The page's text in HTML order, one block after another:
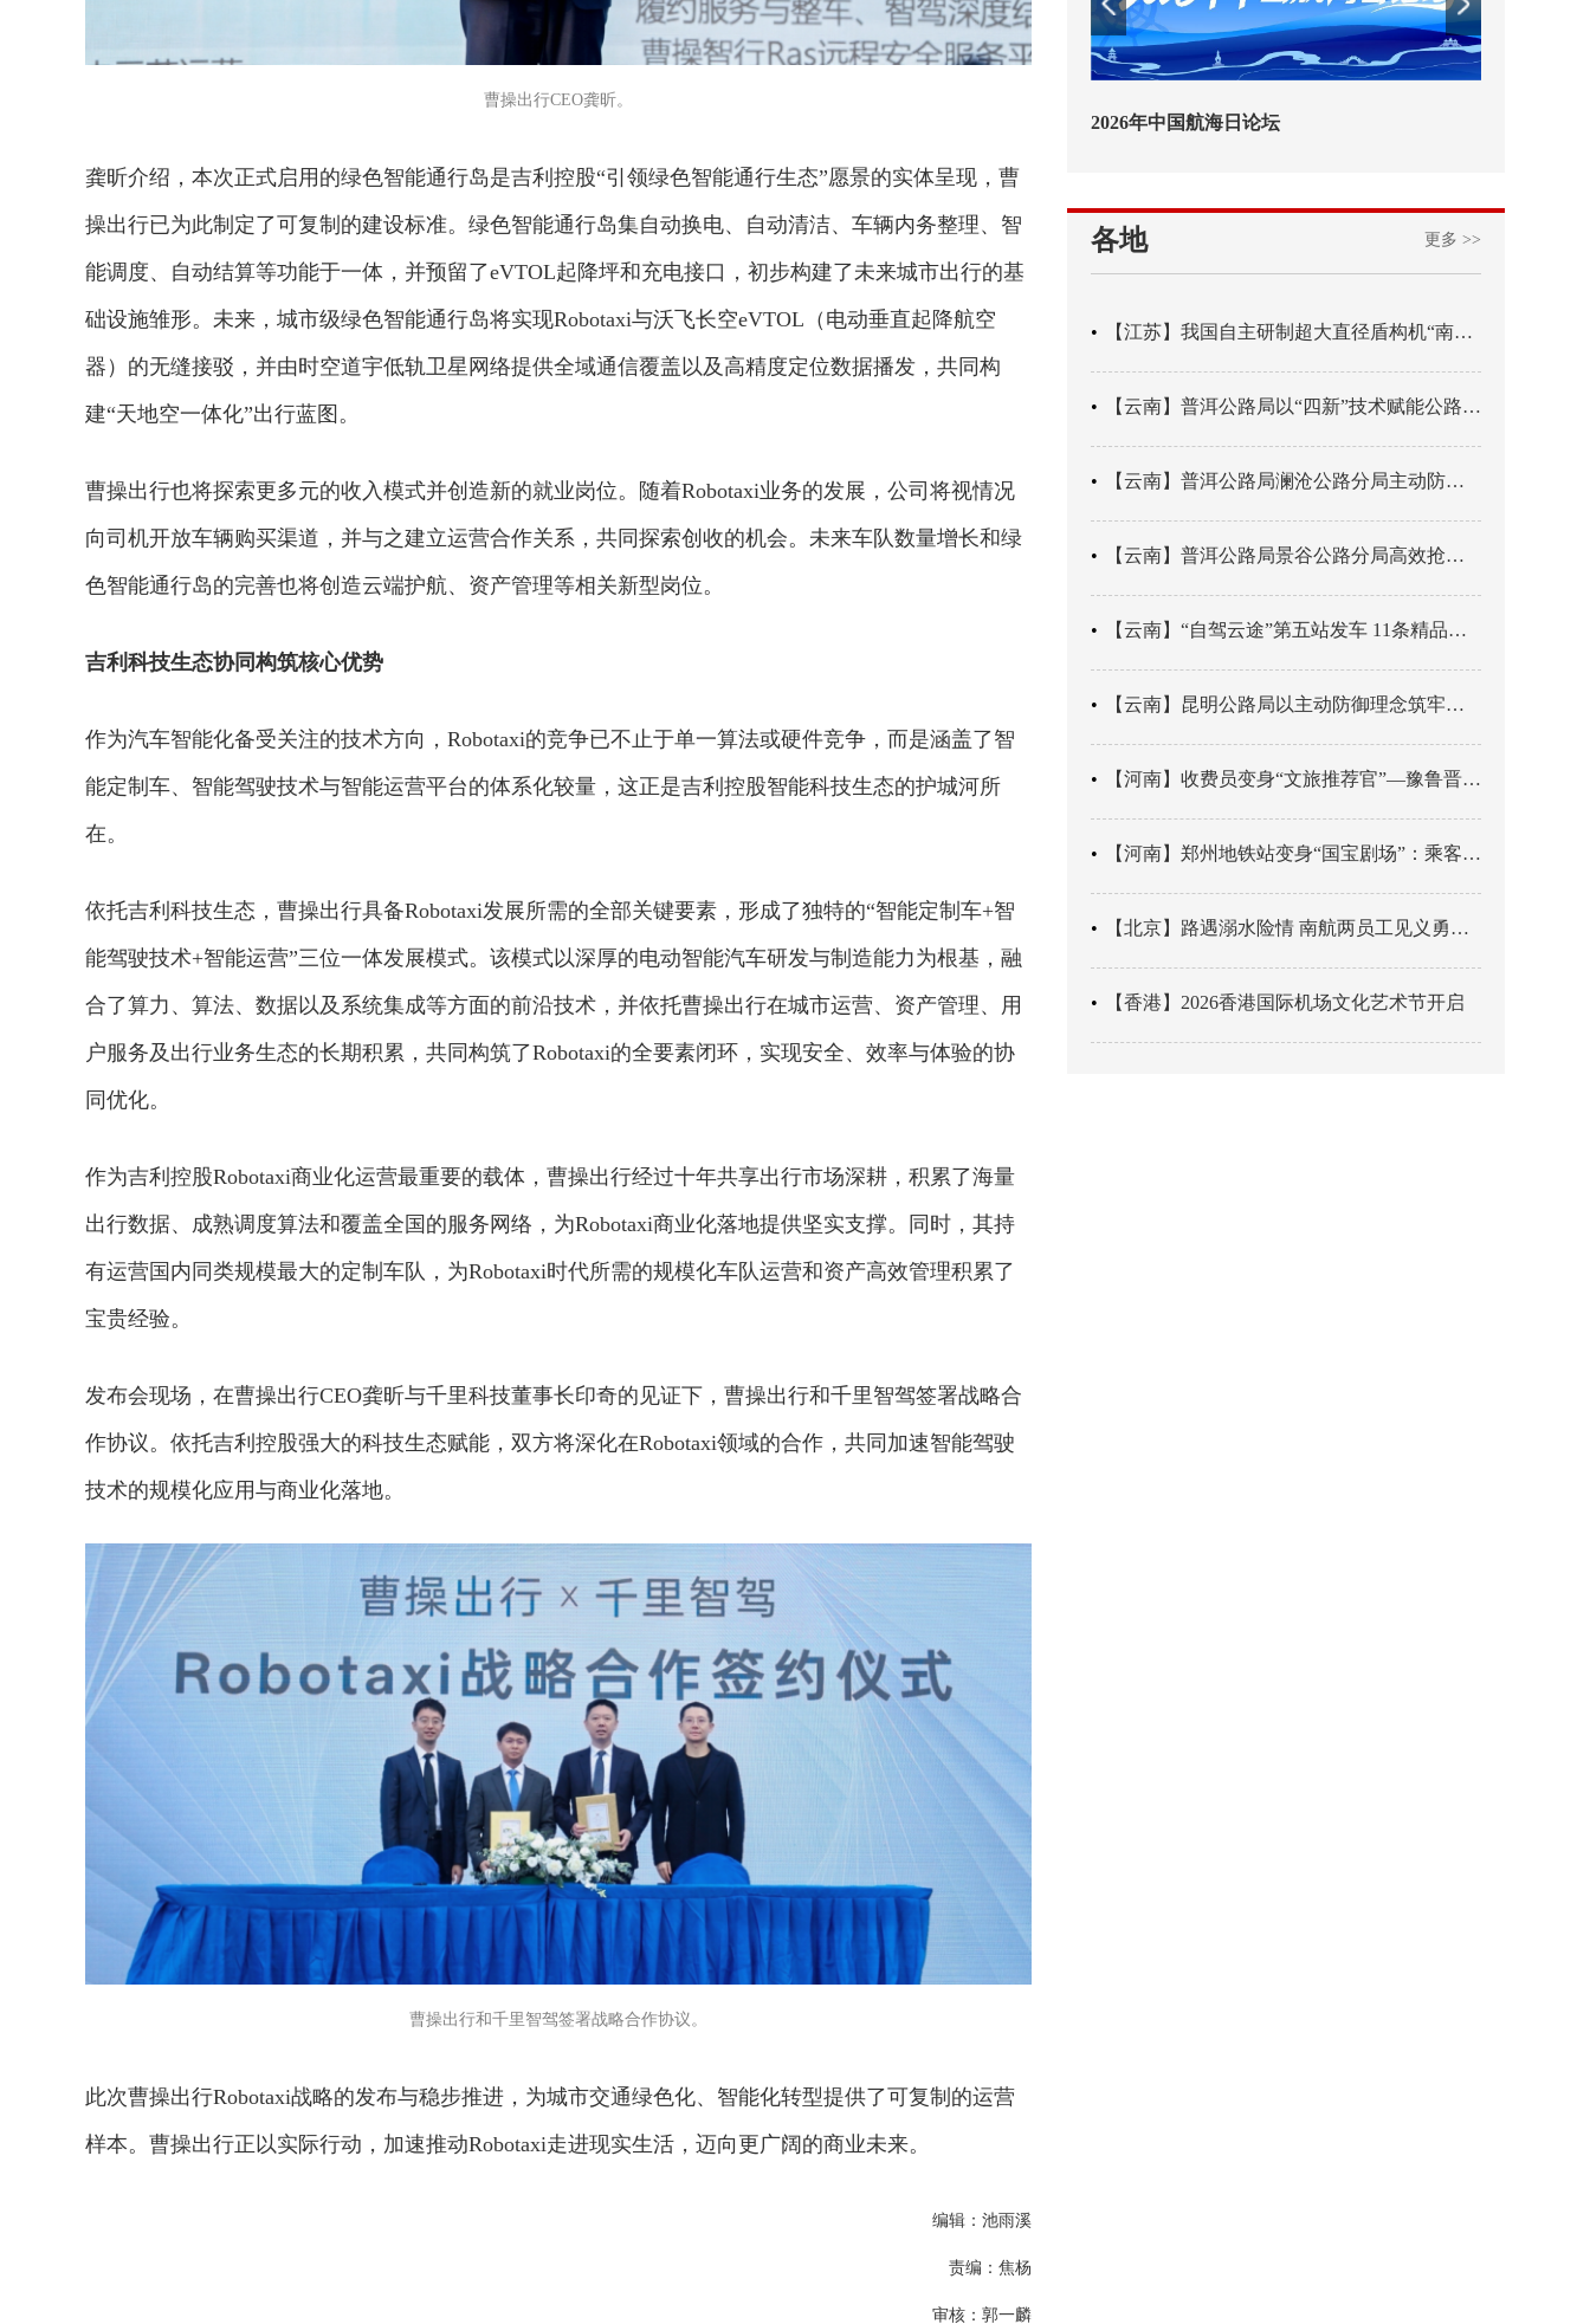
曹操出行CEO龚昕。
龚昕介绍，本次正式启用的绿色智能通行岛是吉利控股“引领绿色智能通行生态”愿景的实体呈现，曹
操出行已为此制定了可复制的建设标准。绿色智能通行岛集自动换电、自动清洁、车辆内务整理、智
能调度、自动结算等功能于一体，并预留了eVTOL起降坪和充电接口，初步构建了未来城市出行的基
础设施雏形。未来，城市级绿色智能通行岛将实现Robotaxi与沃飞长空eVTOL（电动垂直起降航空
器）的无缝接驳，并由时空道宇低轨卫星网络提供全域通信覆盖以及高精度定位数据播发，共同构
建“天地空一体化”出行蓝图。
曹操出行也将探索更多元的收入模式并创造新的就业岗位。随着Robotaxi业务的发展，公司将视情况
向司机开放车辆购买渠道，并与之建立运营合作关系，共同探索创收的机会。未来车队数量增长和绿
色智能通行岛的完善也将创造云端护航、资产管理等相关新型岗位。
吉利科技生态协同构筑核心优势
作为汽车智能化备受关注的技术方向，Robotaxi的竞争已不止于单一算法或硬件竞争，而是涵盖了智
能定制车、智能驾驶技术与智能运营平台的体系化较量，这正是吉利控股智能科技生态的护城河所
在。
依托吉利科技生态，曹操出行具备Robotaxi发展所需的全部关键要素，形成了独特的“智能定制车+智
能驾驶技术+智能运营”三位一体发展模式。该模式以深厚的电动智能汽车研发与制造能力为根基，融
合了算力、算法、数据以及系统集成等方面的前沿技术，并依托曹操出行在城市运营、资产管理、用
户服务及出行业务生态的长期积累，共同构筑了Robotaxi的全要素闭环，实现安全、效率与体验的协
同优化。
作为吉利控股Robotaxi商业化运营最重要的载体，曹操出行经过十年共享出行市场深耕，积累了海量
出行数据、成熟调度算法和覆盖全国的服务网络，为Robotaxi商业化落地提供坚实支撑。同时，其持
有运营国内同类规模最大的定制车队，为Robotaxi时代所需的规模化车队运营和资产高效管理积累了
宝贵经验。
发布会现场，在曹操出行CEO龚昕与千里科技董事长印奇的见证下，曹操出行和千里智驾签署战略合
作协议。依托吉利控股强大的科技生态赋能，双方将深化在Robotaxi领域的合作，共同加速智能驾驶
技术的规模化应用与商业化落地。
曹操出行和千里智驾签署战略合作协议。
此次曹操出行Robotaxi战略的发布与稳步推进，为城市交通绿色化、智能化转型提供了可复制的运营
样本。曹操出行正以实际行动，加速推动Robotaxi走进现实生活，迈向更广阔的商业未来。
编辑：池雨溪
责编：焦杨
审核：郭一麟
交通运输执法“我是大队长”主题活动
各地 更多 >>
【江苏】我国自主研制超大直径盾构机“南湖号”在常熟下线
【云南】普洱公路局以“四新”技术赋能公路养护
【云南】普洱公路局澜沧公路分局主动防御成功处置214国道山体崩塌险情
【云南】普洱公路局景谷公路分局高效抢通紧急送医村路
【云南】“自驾云途”第五站发车 11条精品线路串起全域风光
【云南】昆明公路局以主动防御理念筑牢汛期安全防线
【河南】收费员变身“文旅推荐官”—豫鲁晋四地市交旅融合让游客一下高速就“入戏”
【河南】郑州地铁站变身“国宝剧场”：乘客刚出车厢，就“入戏”千年
【北京】路遇溺水险情 南航两员工见义勇为科学施救
【香港】2026香港国际机场文化艺术节开启